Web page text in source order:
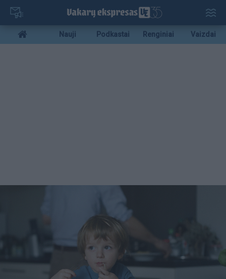
Pereiti
pagrindinį
turinį
Mobile
menu
Nauji Podkastai Renginiai Vaizdai